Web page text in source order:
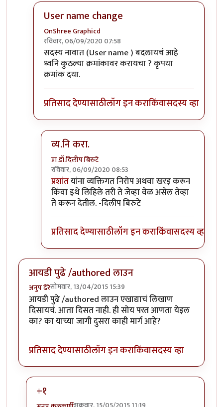
User name change
OnShree Graphicd
रविवार, 06/09/2020 07:58
In reply toनीलकांत या आयडी ला व्यनि करा
सदस्य नावात (User name ) बदलायचं आहे
ध्वनि कुठल्या क्रमांकावर करायचा ? कृपया
क्रमांक दया.
प्रतिसाद देण्यासाठीलॉग इन कराकिंवासदस्य व्हा
व्य.नि करा.
प्रा.डॉ.दिलीप बिरुटे
रविवार, 06/09/2020 08:53
In reply toUser name changebyOnShree
प्रशांतयांना व्यक्तिगत निरोप अथवा खरड़ करून
किंवा इथे लिहिले तरी ते जेव्हा वेळ असेल तेव्हा
ते करून देतील. -दिलीप बिरुटे
प्रतिसाद देण्यासाठीलॉग इन कराकिंवासदस्य व्हा
आयडी पुढे /authored लाउन
अनुप ढेरेसोमवार, 13/04/2015 15:39
आयडी पुढे /authored लाउन एखाद्याचं लिखाण
दिसायचं. आता दिसत नाही. ही सोय परत आणता येइल
का? का याच्या जागी दुसरा काही मार्ग आहे?
प्रतिसाद देण्यासाठीलॉग इन कराकिंवासदस्य व्हा
+१